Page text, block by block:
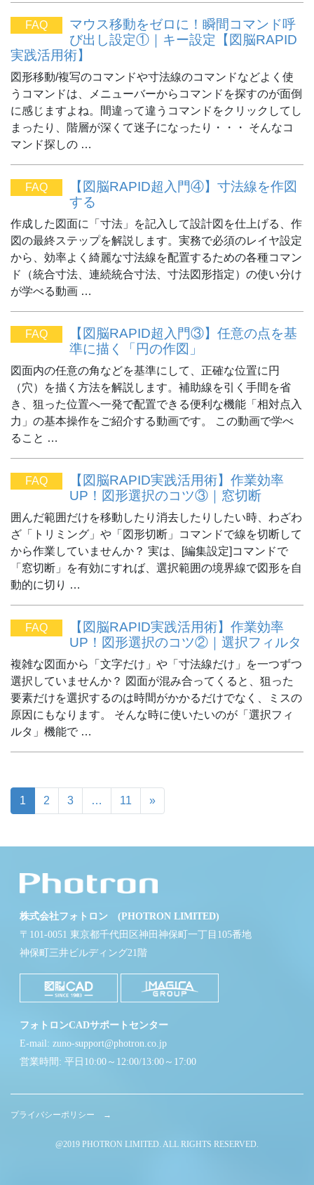
FAQ
マウス移動をゼロに！瞬間コマンド呼
び出し設定①｜キー設定【図脳RAPID
実践活用術】
図形移動/複写のコマンドや寸法線のコマンドなどよく使
うコマンドは、メニューバーからコマンドを探すのが面倒
に感じますよね。間違って違うコマンドをクリックしてし
まったり、階層が深くて迷子になったり・・・ そんなコ
マンド探しの …
FAQ
【図脳RAPID超入門④】寸法線を作図
する
作成した図面に「寸法」を記入して設計図を仕上げる、作
図の最終ステップを解説します。実務で必須のレイヤ設定
から、効率よく綺麗な寸法線を配置するための各種コマン
ド（統合寸法、連続統合寸法、寸法図形指定）の使い分け
が学べる動画 …
FAQ
【図脳RAPID超入門③】任意の点を基
準に描く「円の作図」
図面内の任意の角などを基準にして、正確な位置に円
（穴）を描く方法を解説します。補助線を引く手間を省
き、狙った位置へ一発で配置できる便利な機能「相対点入
力」の基本操作をご紹介する動画です。 この動画で学べ
ること …
FAQ
【図脳RAPID実践活用術】作業効率
UP！図形選択のコツ③｜窓切断
囲んだ範囲だけを移動したり消去したりしたい時、わざわ
ざ「トリミング」や「図形切断」コマンドで線を切断して
から作業していませんか？ 実は、[編集設定]コマンドで
「窓切断」を有効にすれば、選択範囲の境界線で図形を自
動的に切り …
FAQ
【図脳RAPID実践活用術】作業効率
UP！図形選択のコツ②｜選択フィルタ
複雑な図面から「文字だけ」や「寸法線だけ」を一つずつ
選択していませんか？ 図面が混み合ってくると、狙った
要素だけを選択するのは時間がかかるだけでなく、ミスの
原因にもなります。 そんな時に使いたいのが「選択フィ
ルタ」機能で …
1 2 3 … 11 »
株式会社フォトロン (PHOTRON LIMITED)
〒101-0051 東京都千代田区神田神保町一丁目105番地
神保町三井ビルディング21階
フォトロンCADサポートセンター
E-mail: zuno-support@photron.co.jp
営業時間: 平日10:00～12:00/13:00～17:00
プライバシーポリシー →
@2019 PHOTRON LIMITED. ALL RIGHTS RESERVED.